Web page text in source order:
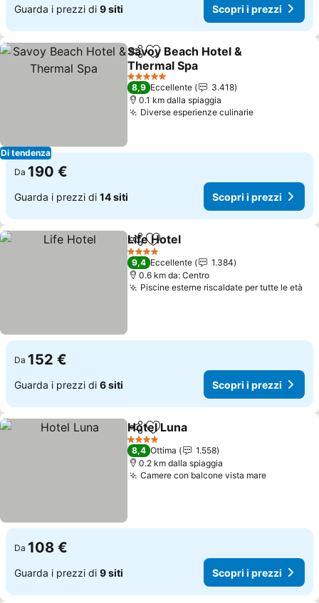
Guarda i prezzi di 9 siti Scopri i prezzi
Di tendenza
CondividiAggiungi ai preferiti
Savoy Beach Hotel &
Thermal Spa
Scopri i prezzi
5 Stelle
8,9 Eccellente
3.418
0.1 km dalla spiaggia
Diverse esperienze culinarieScopri i
Da 190 €
Guarda i prezzi di 14 siti Scopri i prezzi
CondividiAggiungi ai preferiti
Life Hotel
4 Stelle
9,4 Eccellente
1.384
0.6 km da: Centro
Piscine esterne riscaldate per tutte le età
Da 152 €
Guarda i prezzi di 6 siti Scopri i prezzi
CondividiAggiungi ai preferiti
Hotel Luna
4 Stelle
8,4 Ottima
1.558
0.2 km dalla spiaggia
Camere con balcone vista mareScopri i
Da 108 €
Guarda i prezzi di 9 siti Scopri i prezzi